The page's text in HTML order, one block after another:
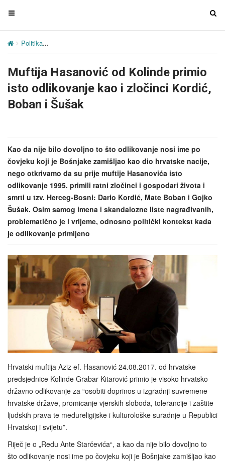
T
g
e
n
v
a
t
T
a
Politika
Muftija Hasanović od Kolinde primio
isto odlikovanje kao i zločinci Kordić,
Boban i Šušak
Kao da nije bilo dovoljno to što odlikovanje nosi ime po
čovjeku koji je Bošnjake zamišljao kao dio hrvatske nacije,
nego otkrivamo da su prije muftije Hasanovića isto
odlikovanje 1995. primili ratni zločinci i gospodari života i
smrti u tzv. Herceg-Bosni: Dario Kordić, Mate Boban i Gojko
Šušak. Osim samog imena i skandalozne liste nagrađivanih,
problematično je i vrijeme, odnosno politički kontekst kada
je odlikovanje primljeno
Hrvatski muftija Aziz ef. Hasanović 24.08.2017. od hrvatske
predsjednice Kolinde Grabar Kitarović primio je visoko hrvatsko
državno odlikovanje za “osobiti doprinos u izgradnji suvremene
hrvatske države, promicanje vjerskih sloboda, tolerancije i zaštite
ljudskih prava te međureligijske i kulturološke suradnje u Republici
Hrvatskoj i svijetu”.
Riječ je o „Redu Ante Starčevića“, a kao da nije bilo dovoljno to
što odlikovanje nosi ime po čovjeku koji je Bošnjake zamišljao kao